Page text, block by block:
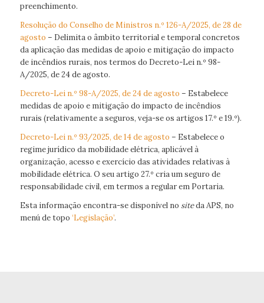
preenchimento.
Resolução do Conselho de Ministros n.º 126-A/2025, de 28 de
agosto – Delimita o âmbito territorial e temporal concretos
da aplicação das medidas de apoio e mitigação do impacto
de incêndios rurais, nos termos do Decreto-Lei n.º 98-
A/2025, de 24 de agosto.
Decreto-Lei n.º 98-A/2025, de 24 de agosto – Estabelece
medidas de apoio e mitigação do impacto de incêndios
rurais (relativamente a seguros, veja-se os artigos 17.º e 19.º).
Decreto-Lei n.º 93/2025, de 14 de agosto – Estabelece o
regime jurídico da mobilidade elétrica, aplicável à
organização, acesso e exercício das atividades relativas à
mobilidade elétrica. O seu artigo 27.º cria um seguro de
responsabilidade civil, em termos a regular em Portaria.
Esta informação encontra-se disponível no siteda APS, no
menú de topo ‘Legislação’.